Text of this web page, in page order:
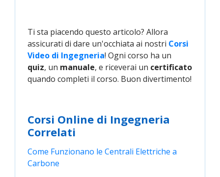
Ti sta piacendo questo articolo? Allora
assicurati di dare un'occhiata ai nostri Corsi
Video di Ingegneria! Ogni corso ha un
quiz, un manuale, e riceverai un certificato
quando completi il corso. Buon divertimento!
Corsi Online di Ingegneria
Correlati
Come Funzionano le Centrali Elettriche a
Carbone